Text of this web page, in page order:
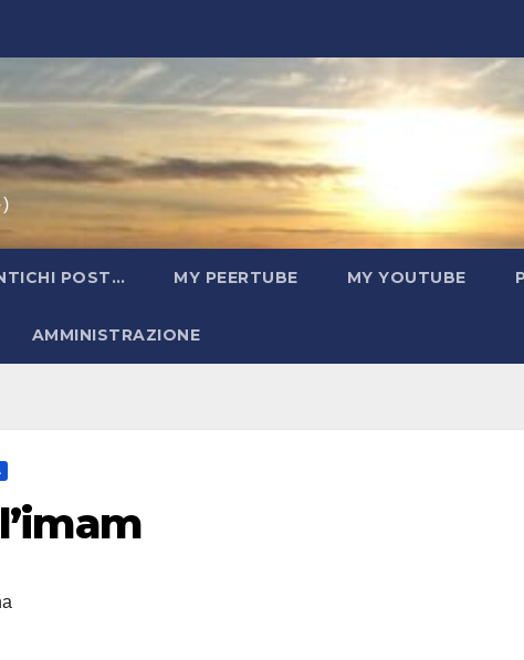
POST… MY PEERTUBE MY YOUTUBE
AMMINISTRAZIONE